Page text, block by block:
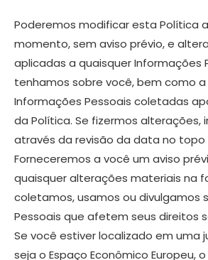
Poderemos modificar esta Política
momento, sem aviso prévio, e
aplicadas a quaisquer Informações
tenhamos sobre você, bem como a
Informações Pessoais coletadas
da Política. Se fizermos alterações,
através da revisão da data no topo
Forneceremos a você um aviso
quaisquer alterações materiais na
coletamos, usamos ou divulgamos
Pessoais que afetem seus direitos
Se você estiver localizado em uma
seja o Espaço Econômico Europeu,